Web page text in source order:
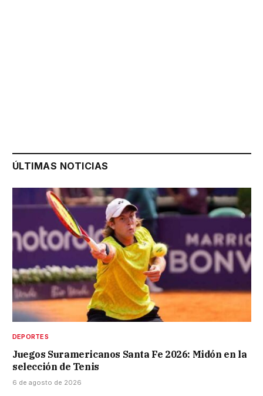
ÚLTIMAS NOTICIAS
DEPORTES
Juegos Suramericanos Santa Fe 2026: Midón en la
selección de Tenis
6 de agosto de 2026